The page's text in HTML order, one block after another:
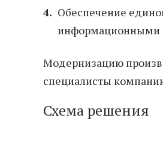
Обеспечение
информационными
Модернизацию
специалисты
Схема решения